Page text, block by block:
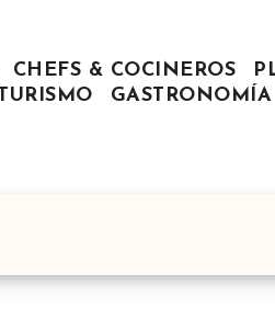
CHEFS & COCINEROS
TURISMO GASTRONOMÍA